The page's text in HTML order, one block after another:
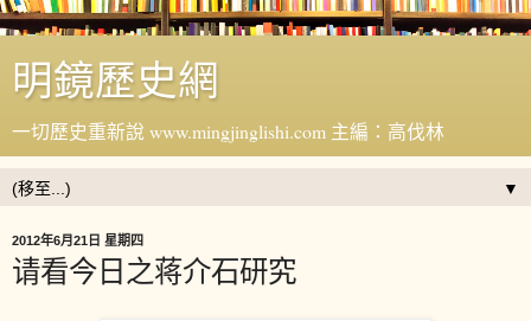
明鏡歷史網
一切歷史重新說 www.mingjinglishi.com 主編：高伐林
▼
2012年6月21日 星期四
请看今日之蒋介石研究